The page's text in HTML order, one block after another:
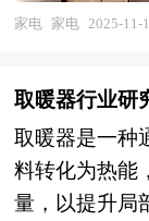
化竞争、重复
确，全屋智能
建设滞后、原
下制约市场竞
直接补贴转向
家电 家电 2025-11-
取暖器行业研
取暖器是一种
料转化为热能
量，以提升局